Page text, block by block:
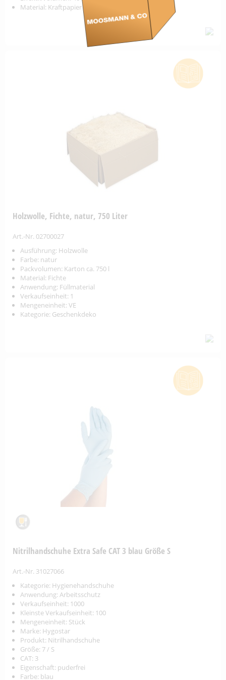
Material: Kraftpapier
Holzwolle, Fichte, natur, 750 Liter
Art.-Nr. 02700027
Ausführung: Holzwolle
Farbe: natur
Packvolumen: Karton ca. 750 l
Material: Fichte
Anwendung: Füllmaterial
Verkaufseinheit: 1
Mengeneinheit: VE
Kategorie: Geschenkdeko
Nitrilhandschuhe Extra Safe CAT 3 blau Größe S
Art.-Nr. 31027066
Kategorie: Hygienehandschuhe
Anwendung: Arbeitsschutz
Verkaufseinheit: 1000
Kleinste Verkaufseinheit: 100
Mengeneinheit: Stück
Marke: Hygostar
Produkt: Nitrilhandschuhe
Größe: 7 / S
CAT: 3
Eigenschaft: puderfrei
Farbe: blau